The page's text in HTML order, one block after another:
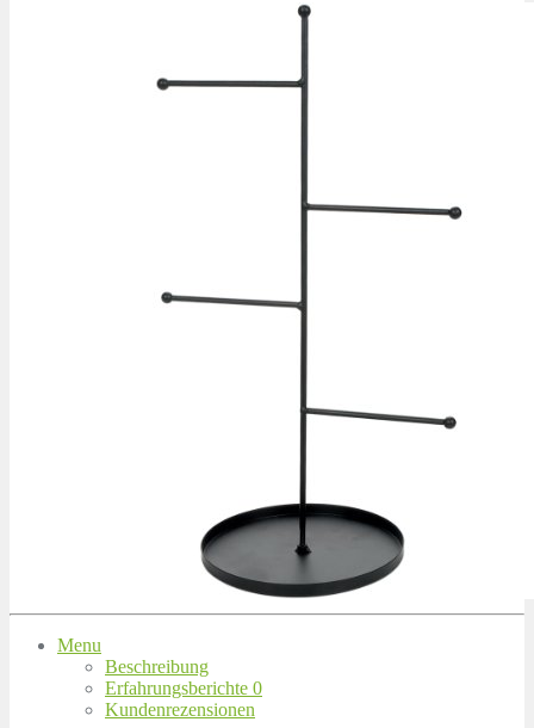
Menu
Beschreibung
Erfahrungsberichte 0
Kundenrezensionen